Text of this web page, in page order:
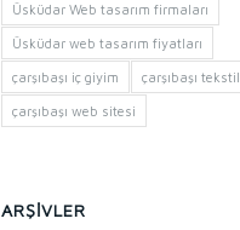
Üsküdar Web tasarım firmaları
Üsküdar web tasarım fiyatları
çarşıbaşı iç giyim çarşıbaşı tekstil
çarşıbaşı web sitesi
ARŞIVLER